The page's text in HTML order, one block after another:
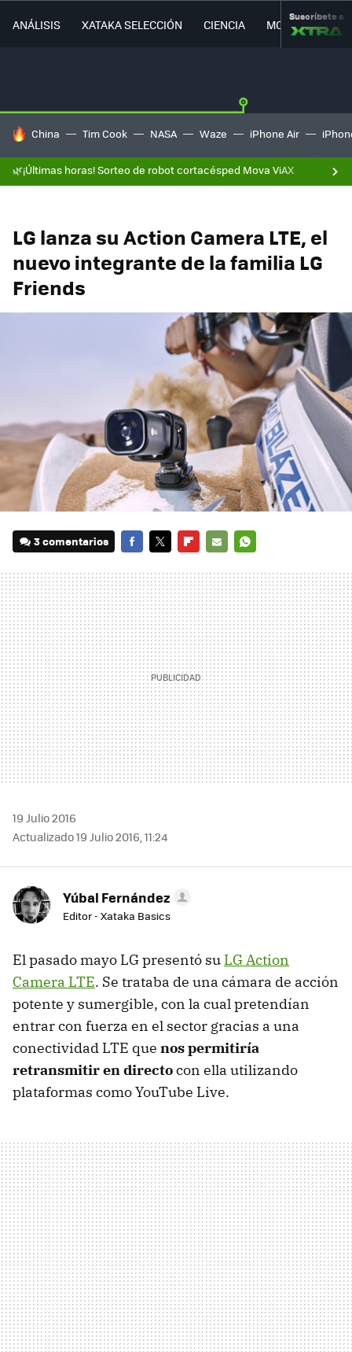
ANÁLISIS XATAKA SELECCIÓN CIENCIA MOVILIDAD
Suscríbete a
HOY SE HABLA DE
China Tim Cook NASA Waze iPhone Air
🌿¡Últimas horas! Sorteo de robot cortacésped Mova ViAX
LG lanza su Action Camera LTE, el
nuevo integrante de la familia LG
Friends
3 comentarios
MAIL
19 Julio 2016
Actualizado 19 Julio 2016, 11:24
Yúbal Fernández
Editor - Xataka Basics
El pasado mayo LG presentó su LG Action
Camera LTE. Se trataba de una cámara de acción
potente y sumergible, con la cual pretendían
entrar con fuerza en el sector gracias a una
conectividad LTE que nos permitiría
retransmitir en directocon ella utilizando
plataformas como YouTube Live.